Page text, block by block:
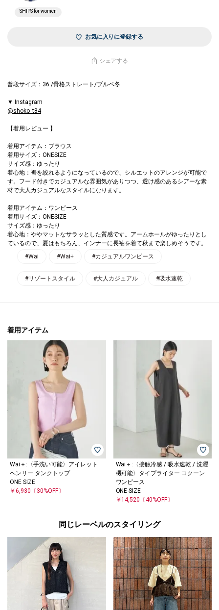
SHIPS for women
お気に入りに登録する
シェアする
普段サイズ：36 /骨格ストレート/ブルベ冬
▼ Instagram
@shoko_t84
【着用レビュー 】
着用アイテム：ブラウス
着用サイズ：ONESIZE
サイズ感：ゆったり
着心地：裾を絞れるようになっているので、シルエットのアレンジが可能で
す。フード付きでカジュアルな雰囲気がありつつ、透け感のあるシアーな素
材で大人カジュアルなスタイルになります。
着用アイテム：ワンピース
着用サイズ：ONESIZE
サイズ感：ゆったり
着心地：ややマットなサラッとした質感です。アームホールがゆったりとし
ているので、夏はもちろん、インナーに長袖を着て秋まで楽しめそうです。
#Wai
#Wai+ #カジュアルワンピース
#リゾートスタイル #大人カジュアル #吸水速乾
着用アイテム
Wai＋:〈手洗い可能〉アイレット
ヘンリー タンクトップ
ONE SIZE
￥6,930 〔30%OFF〕
Wai＋:〈接触冷感 / 吸水速乾 / 洗濯
機可能〉タイプライター コクーン
ワンピース
ONE SIZE
￥14,520 〔40%OFF〕
同じレーベルのスタイリング